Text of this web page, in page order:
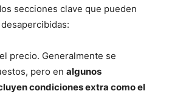
secciones clave que pueden
precio. Generalmente se
pero en algunos
condiciones extra como el